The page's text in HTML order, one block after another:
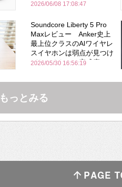
2026/06/08 17:08:47
Soundcore Liberty 5 Pro
Maxレビュー Anker史上
最上位クラスのAIワイヤレ
スイヤホンは弱点が見つけ
づらいくらいの完成度にび
Bose並み
2026/05/30 16:56:19
もっとみる